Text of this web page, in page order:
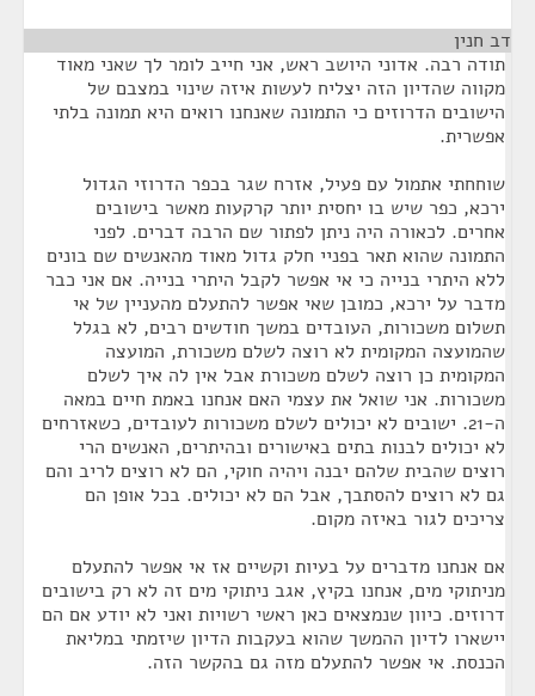
דב חנין
תודה רבה. אדוני היושב ראש, אני חייב לומר לך שאני מאוד
מקווה שהדיון הזה יצליח לעשות איזה שינוי במצבם של
הישובים הדרוזים כי התמונה שאנחנו רואים היא תמונה בלתי
אפשרית.
שוחחתי אתמול עם פעיל, אזרח שגר בכפר הדרוזי הגדול
ירכא, כפר שיש בו יחסית יותר קרקעות מאשר בישובים
אחרים. לכאורה היה ניתן לפתור שם הרבה דברים. לפני
התמונה שהוא תאר בפניי חלק גדול מאוד מהאנשים שם בונים
ללא היתרי בנייה כי אי אפשר לקבל היתרי בנייה. אם אני כבר
מדבר על ירכא, כמובן שאי אפשר להתעלם מהעניין של אי
תשלום משכורות, העובדים במשך חודשים רבים, לא בגלל
שהמועצה המקומית לא רוצה לשלם משכורת, המועצה
המקומית כן רוצה לשלם משכורת אבל אין לה איך לשלם
משכורות. אני שואל את עצמי האם אנחנו באמת חיים במאה
ה-21. ישובים לא יכולים לשלם משכורות לעובדים, כשאזרחים
לא יכולים לבנות בתים באישורים ובהיתרים, האנשים הרי
רוצים שהבית שלהם יבנה ויהיה חוקי, הם לא רוצים לריב והם
גם לא רוצים להסתבך, אבל הם לא יכולים. בכל אופן הם
צריכים לגור באיזה מקום.
אם אנחנו מדברים על בעיות וקשיים אז אי אפשר להתעלם
מניתוקי מים, אנחנו בקיץ, אגב ניתוקי מים זה לא רק בישובים
דרוזים. כיוון שנמצאים כאן ראשי רשויות ואני לא יודע אם הם
יישארו לדיון ההמשך שהוא בעקבות הדיון שיזמתי במליאת
הכנסת. אי אפשר להתעלם מזה גם בהקשר הזה.